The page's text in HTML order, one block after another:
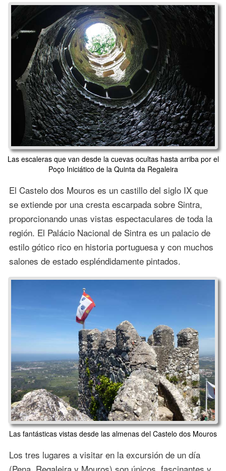
Las escaleras que van desde la cuevas ocultas hasta arriba por el
Poço Iniciático de la Quinta da Regaleira
El Castelo dos Mouros es un castillo del siglo IX que
se extiende por una cresta escarpada sobre Sintra,
proporcionando unas vistas espectaculares de toda la
región. El Palácio Nacional de Sintra es un palacio de
estilo gótico rico en historia portuguesa y con muchos
salones de estado espléndidamente pintados.
Las fantásticas vistas desde las almenas del Castelo dos Mouros
Los tres lugares a visitar en la excursión de un día